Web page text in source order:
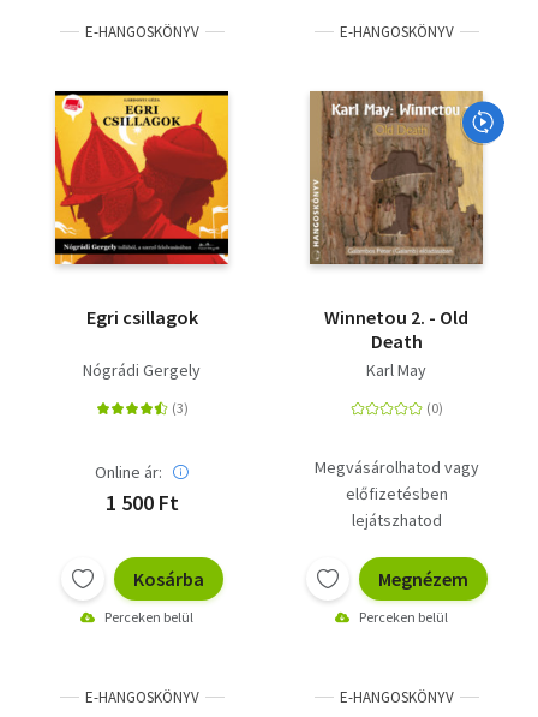
Szótár, nyelvkönyv
Tankönyv, segédkönyv
Társadalomtudomány
Természettudomány
Történelem
E-HANGOSKÖNYV
Egri csillagok
Nógrádi Gergely
Online ár:
1 500 Ft
Kosárba
Perceken belül
E-HANGOSKÖNYV
Winnetou 2. - Old
Death
Karl May
Megvásárolhatod vagy
előfizetésben
lejátszhatod
Megnézem
Perceken belül
E-HANGOSKÖNYV E-HANGOSKÖNYV